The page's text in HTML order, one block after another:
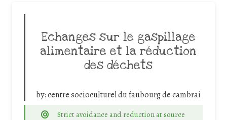
Echanges sur le gaspillage
alimentaire et la réduction
des déchets
by:centre socioculturel du faubourg de cambrai
Strict avoidance and reduction at source